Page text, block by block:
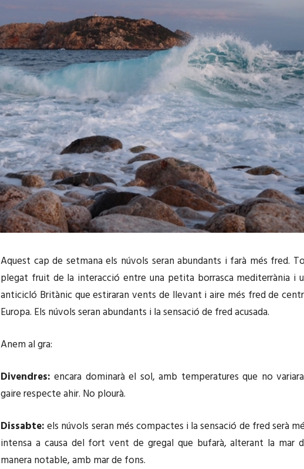
Aquest cap de setmana els núvols seran abundants i farà més fred.
plegat fruit de la interacció entre una petita borrasca mediterrània i
anticicló Britànic que estiraran vents de llevant i aire més fred de
Europa. Els núvols seran abundants i la sensació de fred acusada.
Anem al gra:
Divendres: encara dominarà el sol, amb temperatures que no
gaire respecte ahir. No plourà.
Dissabte:els núvols seran més compactes i la sensació de fred serà
intensa a causa del fort vent de gregal que bufarà, alterant la mar
manera notable, amb mar de fons.